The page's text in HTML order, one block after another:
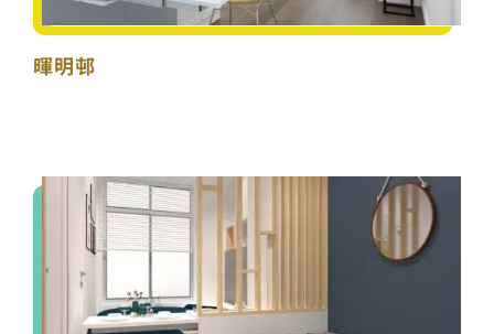
暉明邨